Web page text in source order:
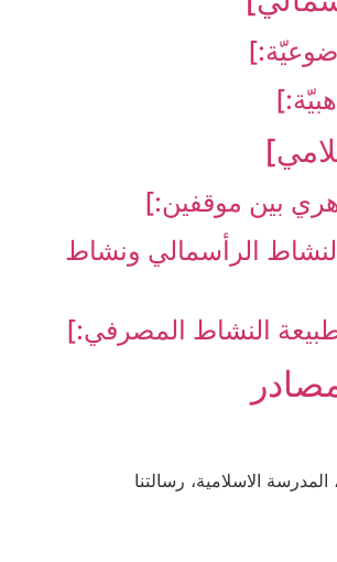
بين موقفين:]
النشاط الرأسمالي ونشاط
النشاط المصرفي:]
المدرسة الاسلامية، رسالتنا